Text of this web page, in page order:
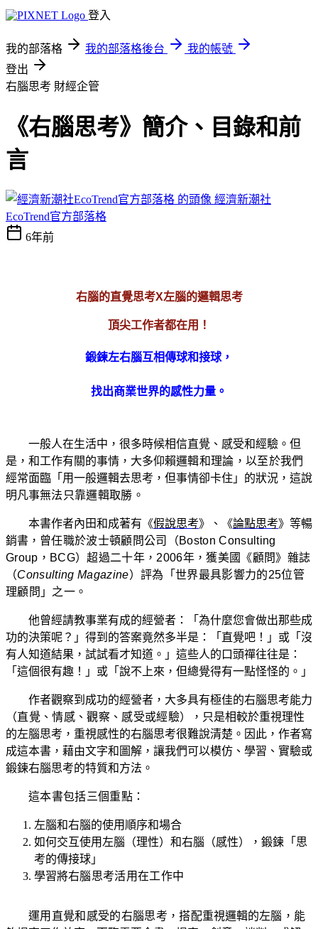
登入
我的部落格 我的部落格後台
我的帳號
登出
右腦思考 財經企管
《右腦思考》簡介、目錄和前
言
經濟新潮社
EcoTrend官方部落格
6年前
右腦的直覺思考X左腦的邏輯思考
頂尖工作者都在用！
鍛鍊左右腦互相傳球和接球，
找出商業世界的感性力量。
一般人在生活中，很多時候相信直覺、感受和經驗。但
是，和工作有關的事情，大多仰賴邏輯和理論，以至於我們
經常面臨「用一般邏輯去思考，但事情卻卡住」的狀況，這說
明凡事無法只靠邏輯取勝。
本書作者內田和成著有《假說思考》、《論點思考》等暢
銷書， 曾任職於波士頓顧問公司（Boston Consulting
Group ， BCG）超過二十年， 2006年，獲美國《顧問》雜誌
（Consulting Magazine）評為「世界最具影響力的25位管
理顧問」之一。
他曾經請教事業有成的經營者：「為什麼您會做出那些成
功的決策呢？」得到的答案竟然多半是：「直覺吧！」或「沒
有人知道結果，試試看才知道。」這些人的口頭禪往往是：
「這個很有趣！」或「說不上來，但總覺得有一點怪怪的。」
作者觀察到成功的經營者，大多具有極佳的右腦思考能力
（直覺、情感、觀察、感受或經驗）
，只是相較於重視理性
的左腦思考，重視感性的右腦思考很難說清楚。因此，作者寫
成這本書，藉由文字和圖解，讓我們可以模仿、學習、實驗或
鍛鍊右腦思考的特質和方法。
這本書包括三個重點 ：
左腦和右腦的使用順序和場合
如何交互使用左腦（理性）和右腦（感性）， 鍛鍊 「思
考的傳接球」
學習將右腦思考活用在工作中
運用直覺和感受的右腦思考，搭配重視邏輯的左腦，能